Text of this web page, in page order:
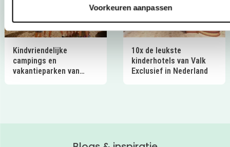
Voorkeuren aanpassen
Kindvriendelijke
campings en
vakantieparken van
10x de leukste
kinderhotels van Valk
Exclusief in Nederland